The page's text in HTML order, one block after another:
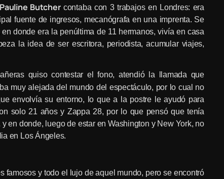
Butchercontaba con 3 trabajos en Londres: era
fuente de ingresos, mecanógrafa en una imprenta. Se
donde era la penúltima de 11 hermanos, vivía en casa
la idea de ser escritora, periodista, acumular viajes,
quiso contestar el fono, atendió la llamada que
muy alejada del mundo del espectáculo, por lo cual no
envolvía su entorno, lo que a la postre le ayudó para
solo 21 años y Zappa 28, por lo que pensó que tenía
en donde, luego de estar en Washington y New York, no
en Los Ángeles.
famosos y todo el lujo de aquel mundo, pero se encontró